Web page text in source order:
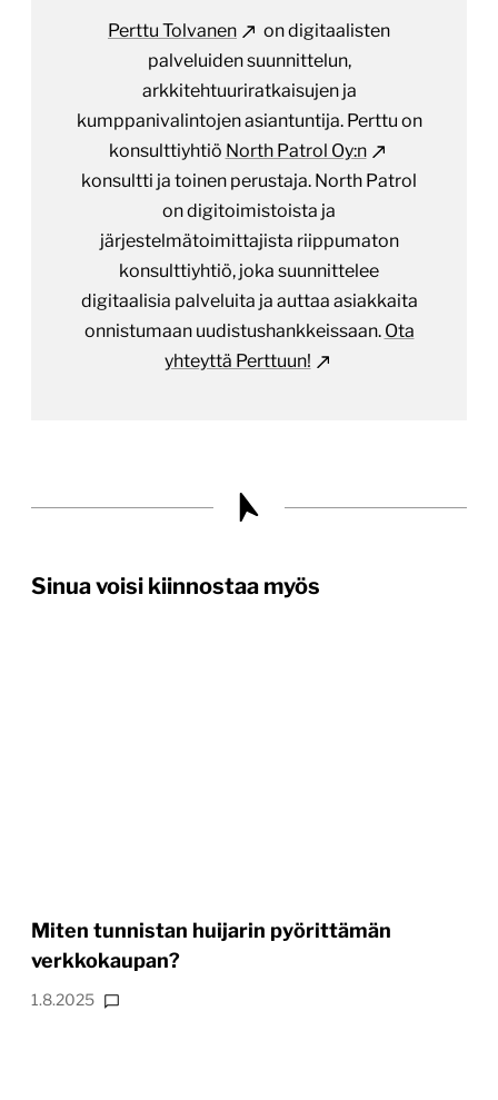
Perttu Tolvanen
on digitaalisten
palveluiden suunnittelun,
arkkitehtuuriratkaisujen ja
kumppanivalintojen asiantuntija. Perttu on
konsulttiyhtiö North Patrol Oy:n
konsultti ja toinen perustaja. North Patrol
on digitoimistoista ja
järjestelmätoimittajista riippumaton
konsulttiyhtiö, joka suunnittelee
digitaalisia palveluita ja auttaa asiakkaita
onnistumaan uudistushankkeissaan. Ota
yhteyttä Perttuun!
Sinua voisi kiinnostaa myös
Miten tunnistan huijarin pyörittämän
verkkokaupan?
1.8.2025